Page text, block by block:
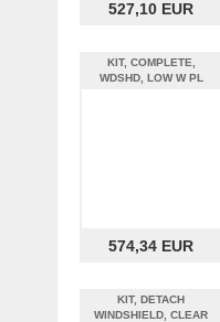
527,10 EUR
KIT, COMPLETE,
WDSHD, LOW W PL
574,34 EUR
KIT, DETACH
WINDSHIELD, CLEAR